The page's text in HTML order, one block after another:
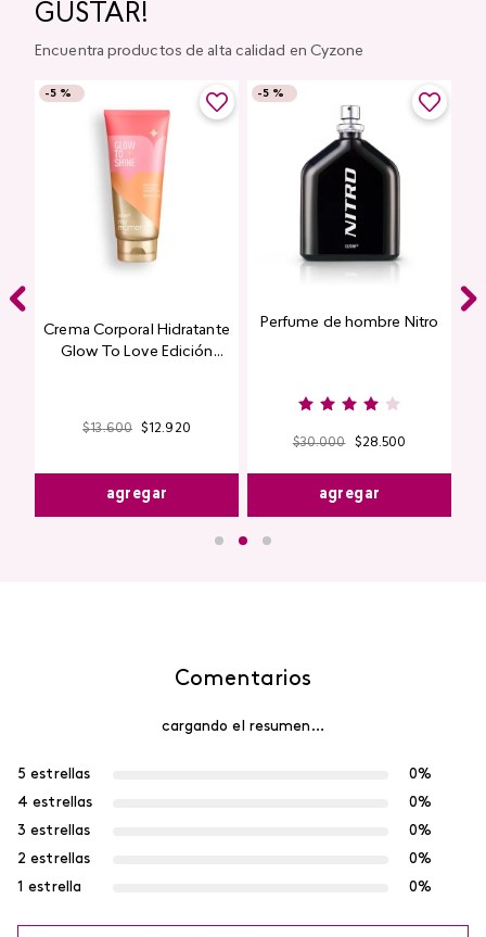
GUSTAR!
Encuentra productos de alta calidad en Cyzone
-5 %
Crema Corporal Hidratante
Glow To Love Edición
$13.600 $12.920
agregar
-5 %
Perfume de hombre Nitro
$30.000 $28.500
agregar
Comentarios
cargando el resumen…
5 estrellas
0%
4 estrellas
0%
3 estrellas
0%
2 estrellas
0%
1 estrella
0%